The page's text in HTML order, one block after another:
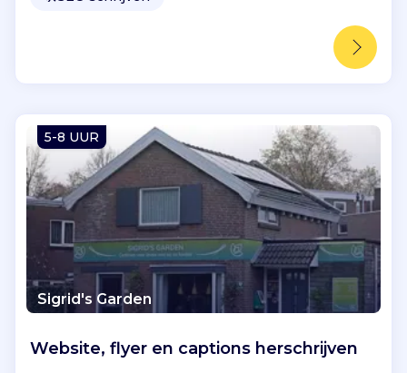
5-8 UUR
Sigrid's Garden
Website, flyer en captions herschrijven